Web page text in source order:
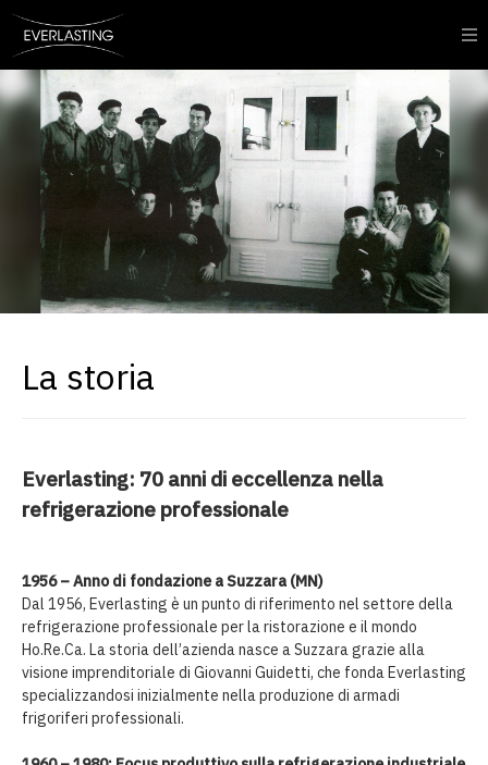
La storia
Everlasting: 70 anni di eccellenza nella
refrigerazione professionale
1956 – Anno di fondazione a Suzzara (MN)
Dal 1956, Everlasting è un punto di riferimento nel settore della
refrigerazione professionale per la ristorazione e il mondo
Ho.Re.Ca. La storia dell’azienda nasce a Suzzara grazie alla
visione imprenditoriale di Giovanni Guidetti, che fonda Everlasting
specializzandosi inizialmente nella produzione di armadi
frigoriferi professionali.